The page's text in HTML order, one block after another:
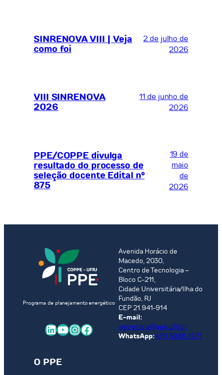
SINRENOVA VIII | Veja
como foi
2 de julho de
2026
VIII SINRENOVA
2026
11 de junho de
2026
PPE/COPPE divulga
resultado do processo de
seleção docente Edital nº
875
19 de
maio
de
2026
Programa de planejamento energético
LinkedIn Youtube InstagramFacebook
Avenida Horácio de
Macedo, 2030,
Centro de Tecnologia –
Bloco C-211,
Cidade Universitária/Ilha do
Fundão, RJ
CEP 21.941-914
E-mail:
secretaria@ppe.ufrj.br
WhatsApp: (21) 3938-1571
O PPE